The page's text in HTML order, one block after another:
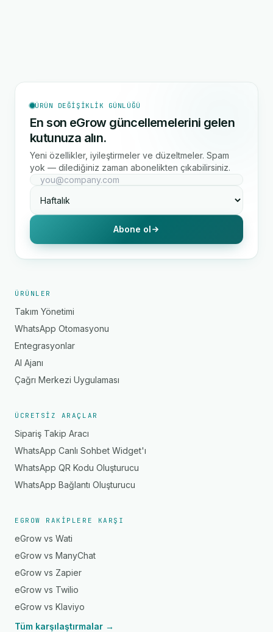
ÜRÜN DEĞIŞIKLIK GÜNLÜĞÜ
En son eGrow güncellemelerini gelen
kutunuza alın.
Yeni özellikler, iyileştirmeler ve düzeltmeler. Spam
yok — dilediğiniz zaman abonelikten çıkabilirsiniz.
Abone ol
ÜRÜNLER
Takım Yönetimi
WhatsApp Otomasyonu
Entegrasyonlar
AI Ajanı
Çağrı Merkezi Uygulaması
ÜCRETSIZ ARAÇLAR
Sipariş Takip Aracı
WhatsApp Canlı Sohbet Widget'ı
WhatsApp QR Kodu Oluşturucu
WhatsApp Bağlantı Oluşturucu
EGROW RAKIPLERE KARŞI
eGrow vs Wati
eGrow vs ManyChat
eGrow vs Zapier
eGrow vs Twilio
eGrow vs Klaviyo
Tüm karşılaştırmalar →